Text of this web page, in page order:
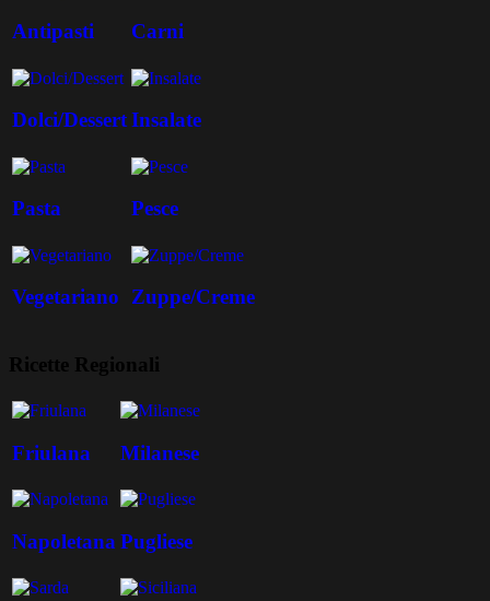
Antipasti Carni
Dolci/DessertInsalate
Pasta Pesce
Vegetariano Zuppe/Creme
Ricette Regionali
Friulana Milanese
Napoletana Pugliese